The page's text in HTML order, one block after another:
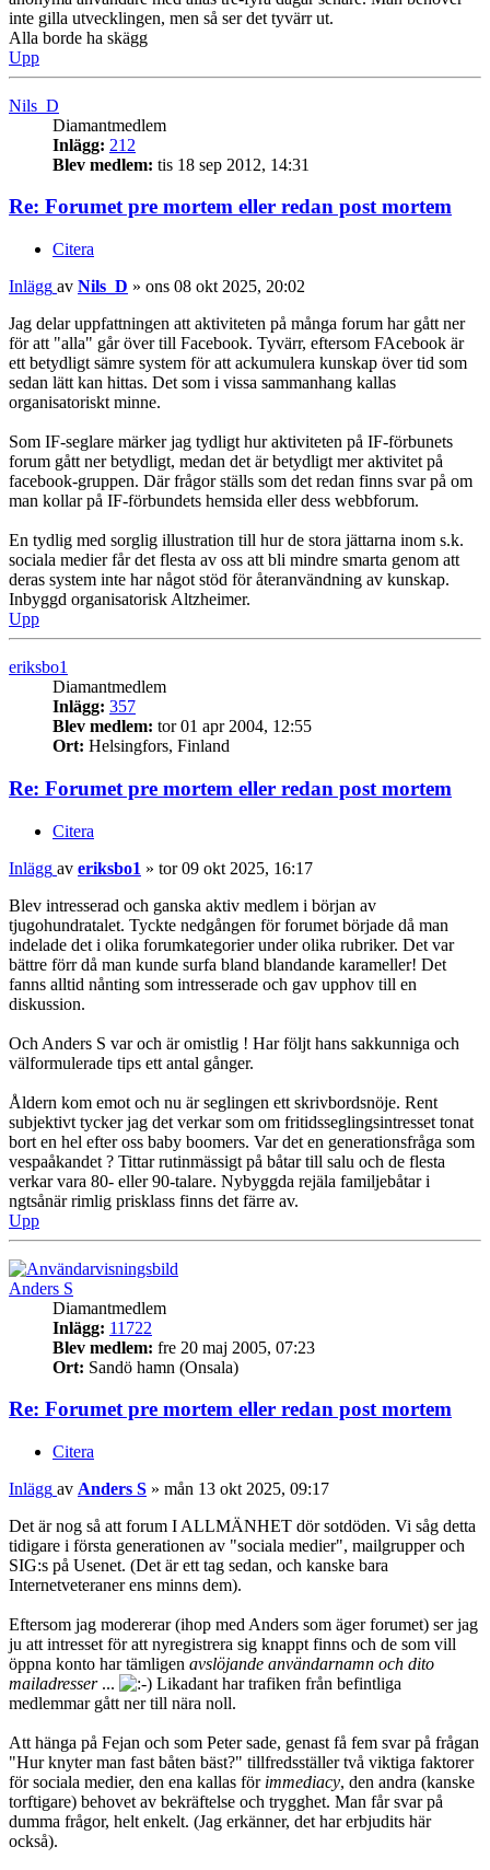
inte gilla utvecklingen, men så ser det tyvärr ut.
Alla borde ha skägg
Upp
Nils_D
Diamantmedlem
Inlägg: 212
Blev medlem: tis 18 sep 2012, 14:31
Re: Forumet pre mortem eller redan post mortem
Citera
Inlägg av Nils_D » ons 08 okt 2025, 20:02
Jag delar uppfattningen att aktiviteten på många forum har gått ner
för att "alla" går över till Facebook. Tyvärr, eftersom FAcebook är
ett betydligt sämre system för att ackumulera kunskap över tid som
sedan lätt kan hittas. Det som i vissa sammanhang kallas
organisatoriskt minne.
Som IF-seglare märker jag tydligt hur aktiviteten på IF-förbunets
forum gått ner betydligt, medan det är betydligt mer aktivitet på
facebook-gruppen. Där frågor ställs som det redan finns svar på om
man kollar på IF-förbundets hemsida eller dess webbforum.
En tydlig med sorglig illustration till hur de stora jättarna inom s.k.
sociala medier får det flesta av oss att bli mindre smarta genom att
deras system inte har något stöd för återanvändning av kunskap.
Inbyggd organisatorisk Altzheimer.
Upp
eriksbo1
Diamantmedlem
Inlägg: 357
Blev medlem: tor 01 apr 2004, 12:55
Ort: Helsingfors, Finland
Re: Forumet pre mortem eller redan post mortem
Citera
Inlägg av eriksbo1 » tor 09 okt 2025, 16:17
Blev intresserad och ganska aktiv medlem i början av
tjugohundratalet. Tyckte nedgången för forumet började då man
indelade det i olika forumkategorier under olika rubriker. Det var
bättre förr då man kunde surfa bland blandande karameller! Det
fanns alltid nånting som intresserade och gav upphov till en
diskussion.
Och Anders S var och är omistlig ! Har följt hans sakkunniga och
välformulerade tips ett antal gånger.
Åldern kom emot och nu är seglingen ett skrivbordsnöje. Rent
subjektivt tycker jag det verkar som om fritidsseglingsintresset tonat
bort en hel efter oss baby boomers. Var det en generationsfråga som
vespaåkandet ? Tittar rutinmässigt på båtar till salu och de flesta
verkar vara 80- eller 90-talare. Nybyggda rejäla familjebåtar i
ngtsånär rimlig prisklass finns det färre av.
Upp
Anders S
Diamantmedlem
Inlägg: 11722
Blev medlem: fre 20 maj 2005, 07:23
Ort: Sandö hamn (Onsala)
Re: Forumet pre mortem eller redan post mortem
Citera
Inlägg av Anders S » mån 13 okt 2025, 09:17
Det är nog så att forum I ALLMÄNHET dör sotdöden. Vi såg detta
tidigare i första generationen av "sociala medier", mailgrupper och
SIG:s på Usenet. (Det är ett tag sedan, och kanske bara
Internetveteraner ens minns dem).
Eftersom jag modererar (ihop med Anders som äger forumet) ser jag
ju att intresset för att nyregistrera sig knappt finns och de som vill
öppna konto har tämligen avslöjande användarnamn och dito
mailadresser...
Likadant har trafiken från befintliga
medlemmar gått ner till nära noll.
Att hänga på Fejan och som Peter sade, genast få fem svar på frågan
"Hur knyter man fast båten bäst?" tillfredsställer två viktiga faktorer
för sociala medier, den ena kallas förimmediacy, den andra (kanske
torftigare) behovet av bekräftelse och trygghet. Man får svar på
dumma frågor, helt enkelt. (Jag erkänner, det har erbjudits här
också).